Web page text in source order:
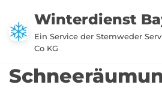
Zum
Inhalt
Winterdienst
Ein Service der Stemweder
Co KG